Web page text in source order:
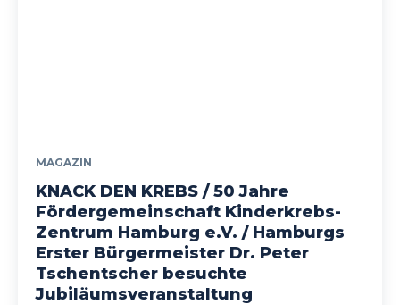
MAGAZIN
KNACK DEN KREBS / 50 Jahre
Fördergemeinschaft Kinderkrebs-
Zentrum Hamburg e.V. / Hamburgs
Erster Bürgermeister Dr. Peter
Tschentscher besuchte
Jubiläumsveranstaltung